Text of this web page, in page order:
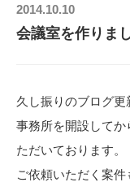
2014.10.10
会議室を作りま
久し振りのブログ更
事務所を開設して
ただいております。
ご依頼いただく案